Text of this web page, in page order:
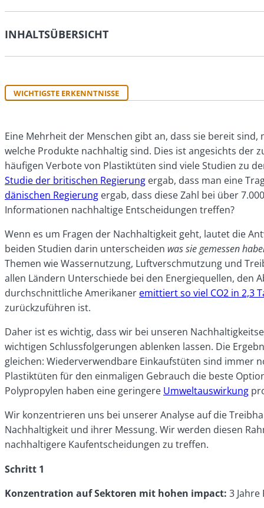
INHALTSÜBERSICHT
WICHTIGSTE ERKENNTNISSE
Eine Mehrheit der Menschen gibt an, dass sie bereit
welche Produkte nachhaltig sind. Dies ist angesichts
häufigen Verbote von Plastiktüten sind viele Studien zu
Studie der britischen Regierung ergab, dass man eine
dänischen Regierung ergab, dass diese Zahl bei über
Informationen nachhaltige Entscheidungen treffen?
Wenn es um Fragen der Nachhaltigkeit geht, lautet die
beiden Studien darin unterscheiden was sie gemessen
Themen wie Wassernutzung, Luftverschmutzung und
allen Ländern Unterschiede bei den Energiequellen, den
durchschnittliche Amerikaner emittiert so viel CO2 in 2,3
zurückzuführen ist.
Daher ist es wichtig, dass wir bei unseren
wichtigen Schlussfolgerungen ablenken lassen. Die
gleichen: Wiederverwendbare Einkaufstüten sind immer
Plastiktüten für den einmaligen Gebrauch die beste
Polypropylen haben eine geringere Umweltauswirkung
Wir konzentrieren uns bei unserer Analyse auf die
Nachhaltigkeit und ihrer Messung. Wir werden diesen
nachhaltigere Kaufentscheidungen zu treffen.
Schritt 1
Konzentration auf Sektoren mit hohen impact: 3 Jahre